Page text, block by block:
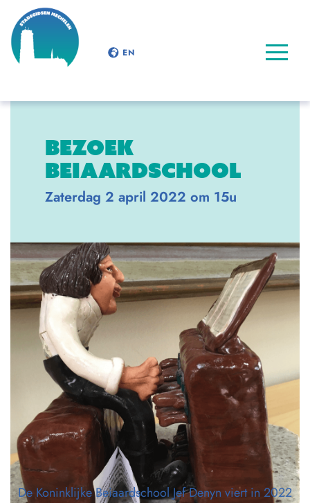
EN
BEZOEK
BEIAARDSCHOOL
Zaterdag 2 april 2022 om 15u
De Koninklijke Beiaardschool Jef Denyn viert in 2022